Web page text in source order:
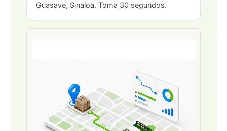
Guasave, Sinaloa. Toma 30 segundos.